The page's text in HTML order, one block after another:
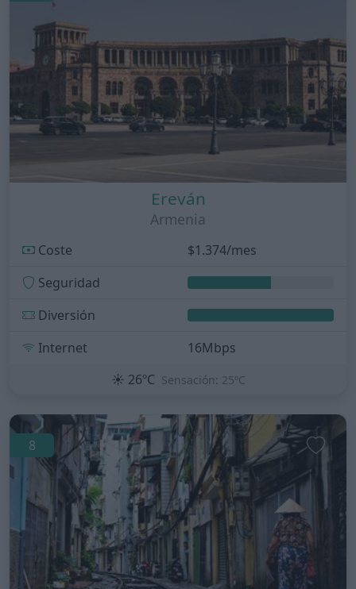
Ereván
Armenia
Coste
$1.374/mes
Seguridad
Diversión
Internet
16Mbps
☀️ 26ºC Sensación: 25ºC
8